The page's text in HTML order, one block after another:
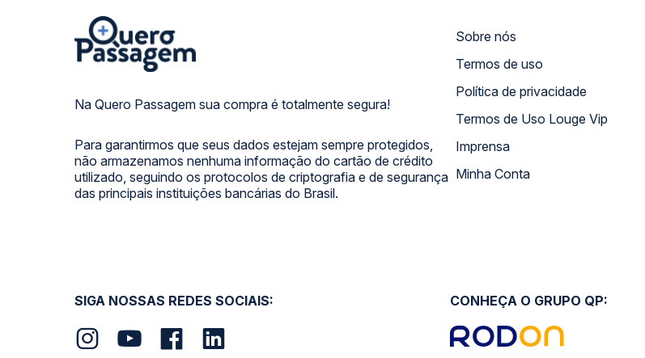
Na Quero Passagem sua compra é totalmente segura!
Para garantirmos que seus dados estejam sempre protegidos,
não armazenamos nenhuma informação do cartão de crédito
utilizado, seguindo os protocolos de criptografia e de segurança
das principais instituições bancárias do Brasil.
Sobre nós
Termos de uso
Política de privacidade
Termos de Uso Louge Vip
Imprensa
Minha Conta
SIGA NOSSAS REDES SOCIAIS: CONHEÇA O GRUPO QP: